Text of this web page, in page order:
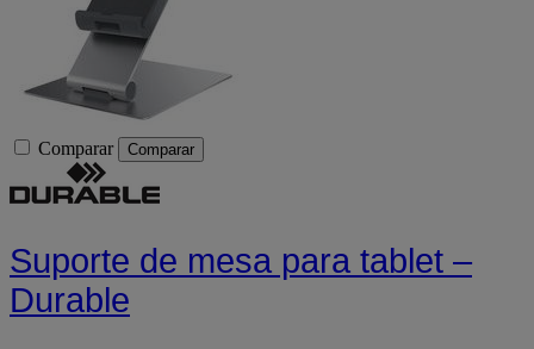
Comparar Comparar
Suporte de mesa para tablet –
Durable